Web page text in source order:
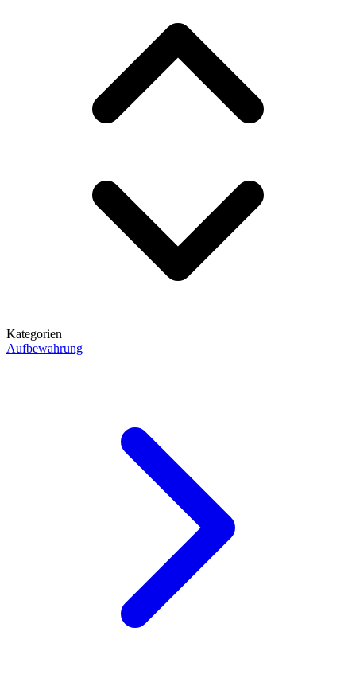
Kategorien
Aufbewahrung